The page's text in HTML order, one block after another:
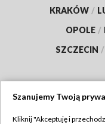
KRAKÓW /
OPOLE /
SZCZECIN /
Szanujemy Twoją
Kliknij "Akceptuję i